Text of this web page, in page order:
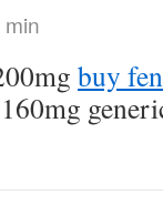
buy